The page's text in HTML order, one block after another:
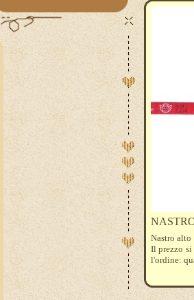
Nastro alto
Il prezzo si
l'ordine: